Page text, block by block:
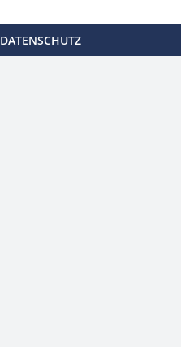
DATENSCHUTZ